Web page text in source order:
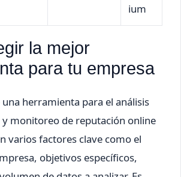
ium
la mejor
para tu empresa
una herramienta para el análisis
monitoreo de reputación online
varios factores clave como el
objetivos específicos,